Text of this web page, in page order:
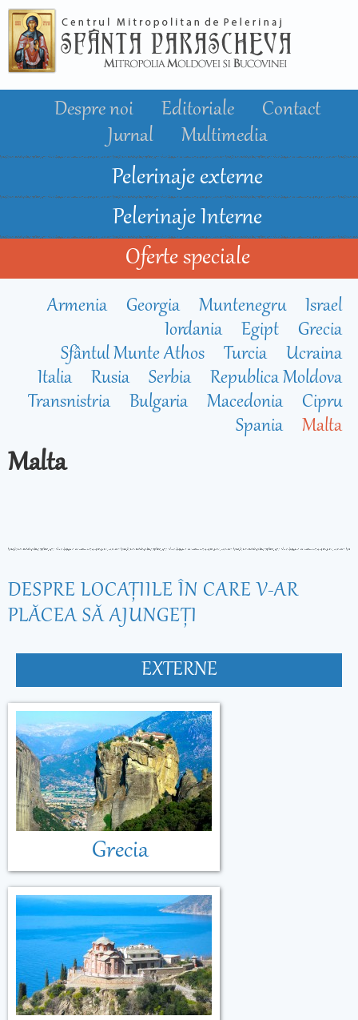
conţinutul
principal
Despre noi Editoriale
Contact
Jurnal
Multimedia
Pelerinaje externe
Pelerinaje Interne
Oferte speciale
Armenia Georgia Muntenegru
Israel
Iordania
Egipt
Grecia
Sfântul Munte Athos
Turcia
Ucraina
Italia
Rusia Serbia
Republica Moldova
Transnistria
Bulgaria Macedonia
Cipru
Spania
Malta
Malta
DESPRE LOCAŢIILE ÎN CARE V-AR
PLĂCEA SĂ AJUNGEŢI
EXTERNE
Grecia